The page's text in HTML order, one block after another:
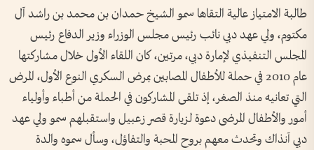
طالبة الامتياز عالية التقاها سمو الشيخ حمدان بن محمد بن راشد آل
مكتوم، ولي عهد دبي نائب رئيس مجلس الوزراء وزير الدفاع رئيس
المجلس التنفيذي لإمارة دبي، مرتين، كان اللقاء الأول خلال مشاركتها
عام 2010 في حملة للأطفال المصابين بمرض السكري النوع الأول، المرض
التي تعانيه منذ الصغر، إذ تلقى المشاركون في الحملة من أطباء وأولياء
أمور والأطفال المرضى دعوة لزيارة قصر زعبيل واستقبلهم سمو ولي عهد
دبي آنذاك وتحدث معهم بروح المحبة والتفاؤل، وسأل سموه والدة